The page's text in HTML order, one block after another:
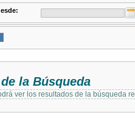
la Búsqueda
ver los resultados de la búsqueda